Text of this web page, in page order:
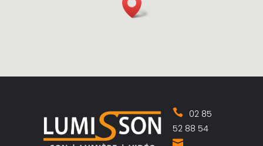
02 85
52 88 54